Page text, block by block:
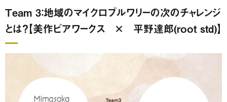
Team 3：地域のマイクロブルワリーの次のチャレンジ
とは？【美作ビアワークス × 平野達郎(root std)】